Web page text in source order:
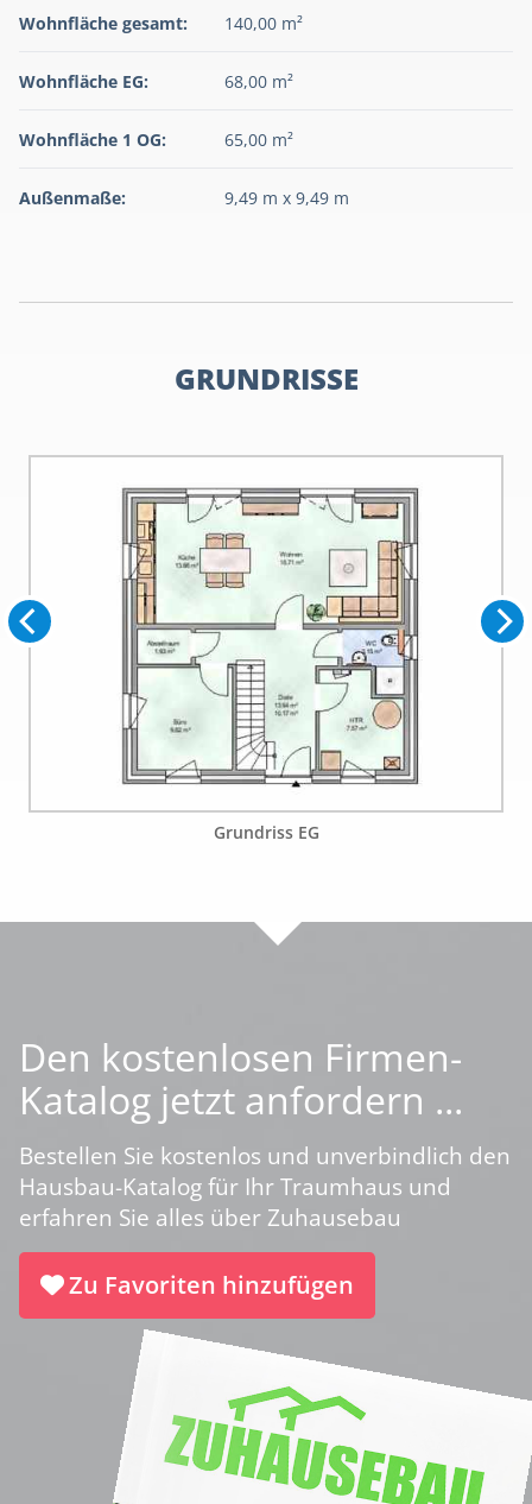
Wohnfläche gesamt: 140,00 m²
Wohnfläche EG: 68,00 m²
Wohnfläche 1 OG: 65,00 m²
Außenmaße: 9,49 m x 9,49 m
GRUNDRISSE
Grundriss EG
Den kostenlosen Firmen-
Katalog jetzt anfordern ...
Bestellen Sie kostenlos und unverbindlich den
Hausbau-Katalog für Ihr Traumhaus und
erfahren Sie alles über Zuhausebau
Zu Favoriten hinzufügen